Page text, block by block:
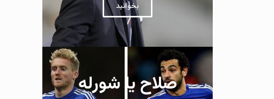
بخوانید
صلاح یا شورله